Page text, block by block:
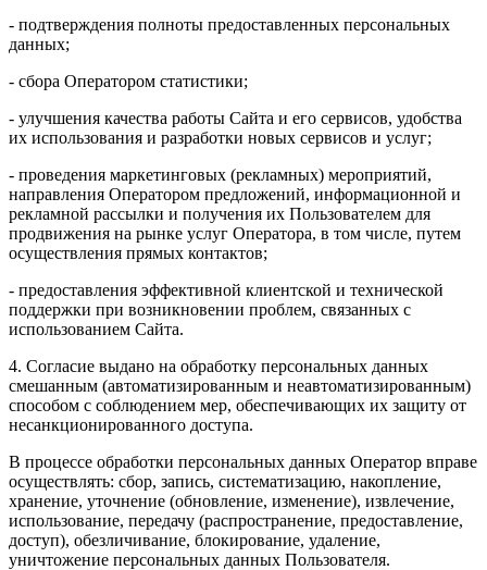
- подтверждения полноты предоставленных персональных
данных;
- сбора Оператором статистики;
- улучшения качества работы Сайта и его сервисов, удобства
их использования и разработки новых сервисов и услуг;
- проведения маркетинговых (рекламных) мероприятий,
направления Оператором предложений, информационной и
рекламной рассылки и получения их Пользователем для
продвижения на рынке услуг Оператора, в том числе, путем
осуществления прямых контактов;
- предоставления эффективной клиентской и технической
поддержки при возникновении проблем, связанных с
использованием Сайта.
4. Согласие выдано на обработку персональных данных
смешанным (автоматизированным и неавтоматизированным)
способом с соблюдением мер, обеспечивающих их защиту от
несанкционированного доступа.
В процессе обработки персональных данных Оператор вправе
осуществлять: сбор, запись, систематизацию, накопление,
хранение, уточнение (обновление, изменение), извлечение,
использование, передачу (распространение, предоставление,
доступ), обезличивание, блокирование, удаление,
уничтожение персональных данных Пользователя.